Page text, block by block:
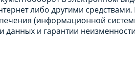
либо другими
(информационной
данных и гарантии